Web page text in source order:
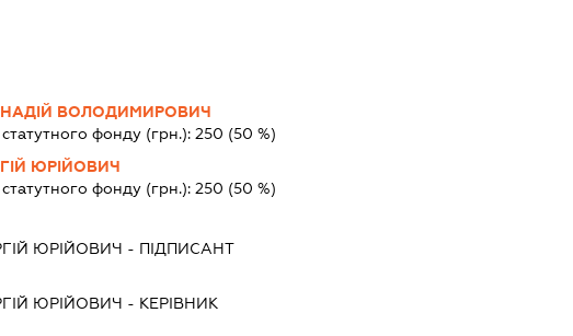
ВОЛОДИМИРОВИЧ
фонду (грн.):250 (50 %)
ЮРІЙОВИЧ
фонду (грн.):250 (50 %)
ЮРІЙОВИЧ - ПІДПИСАНТ
ЮРІЙОВИЧ - КЕРІВНИК